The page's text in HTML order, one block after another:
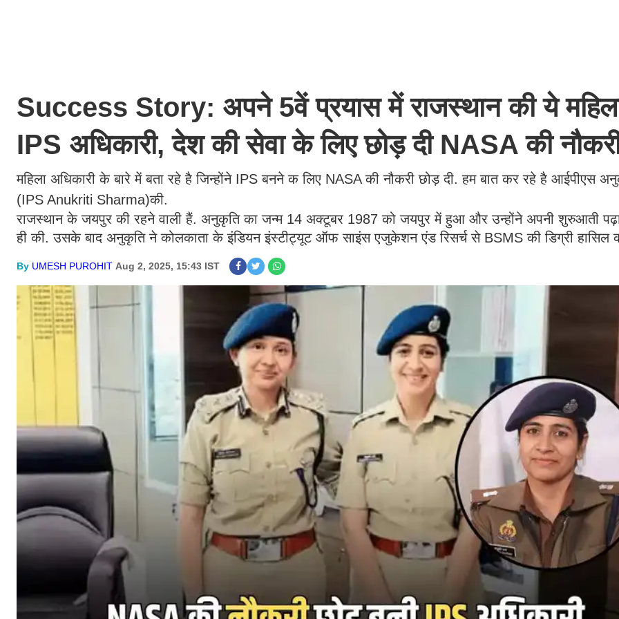
Success Story: अपने 5वें प्रयास में राजस्थान की ये
IPS अधिकारी, देश की सेवा के लिए छोड़ दी NASA की
महिला अधिकारी के बारे में बता रहे है जिन्होंने IPS बनने क लिए NASA की नौकरी छोड़ दी. हम बात कर रहे है आईपीएस
(IPS Anukriti Sharma)की.
राजस्थान के जयपुर की रहने वाली हैं. अनुकृति का जन्म 14 अक्टूबर 1987 को जयपुर में हुआ और उन्होंने अपनी शुरुआती
ही की. उसके बाद अनुकृति ने कोलकाता के इंडियन इंस्टीट्यूट ऑफ साइंस एजुकेशन एंड रिसर्च से BSMS की डिग्री हासिल
By UMESH PUROHIT Aug 2, 2025, 15:43 IST